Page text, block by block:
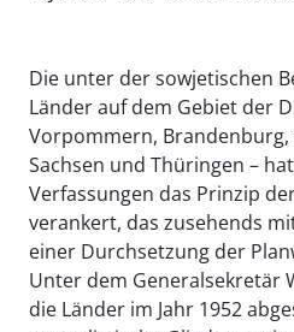
Die unter der sowjetischen
Länder auf dem Gebiet der
Vorpommern, Brandenburg,
Sachsen und Thüringen –
Verfassungen das Prinzip
verankert, das zusehends
einer Durchsetzung der
Unter dem Generalsekretär
die Länder im Jahr 1952